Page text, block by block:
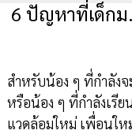
6 ปัญหาที่เด็กม
สำหรับน้อง ๆ ที่กำลังจ
หรือน้อง ๆ ที่กำลังเรี
แวดล้อมใหม่ เพื่อนให